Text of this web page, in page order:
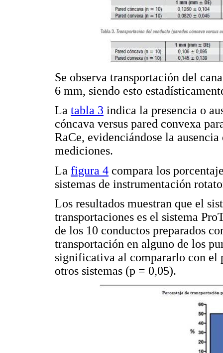
Se observa transportación del
6 mm, siendo esto
La tabla 3 indica la presencia o
cóncava versus pared convexa
RaCe, evidenciándose la
mediciones.
La figura 4 compara los
sistemas de instrumentación
Los resultados muestran que el
transportaciones es el sistema
de los 10 conductos preparados
transportación en alguno de los
significativa al compararlo con el
otros sistemas (p = 0,05).